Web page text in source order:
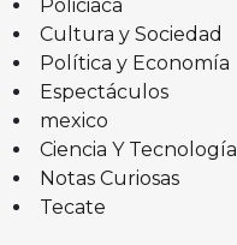
Policiaca
Cultura y Sociedad
Política y Economía
Espectáculos
mexico
Ciencia Y Tecnología
Notas Curiosas
Tecate